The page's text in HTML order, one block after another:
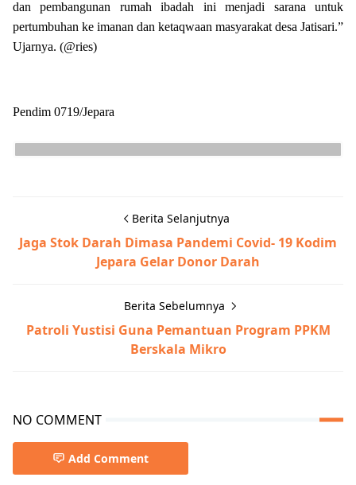
dan pembangunan rumah ibadah ini menjadi sarana untuk
pertumbuhan ke imanan dan ketaqwaan masyarakat desa Jatisari.”
Ujarnya. (@ries)
Pendim 0719/Jepara
Berita Selanjutnya
Jaga Stok Darah Dimasa Pandemi Covid- 19 Kodim
Jepara Gelar Donor Darah
Berita Sebelumnya
Patroli Yustisi Guna Pemantuan Program PPKM
Berskala Mikro
NO COMMENT
Add Comment